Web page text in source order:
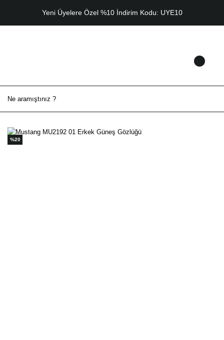
Yeni Üyelere Özel %10 İndirim Kodu: UYE10
%20